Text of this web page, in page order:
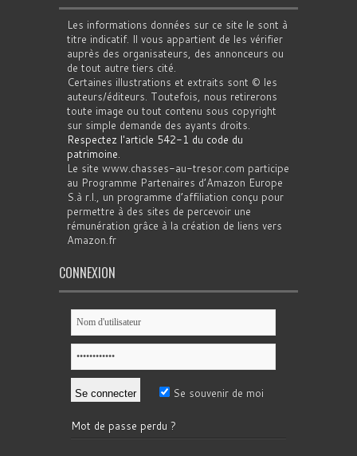
Les informations données sur ce site le sont à
titre indicatif. Il vous appartient de les vérifier
auprès des organisateurs, des annonceurs ou
de tout autre tiers cité.
Certaines illustrations et extraits sont © les
auteurs/éditeurs. Toutefois, nous retirerons
toute image ou tout contenu sous copyright
sur simple demande des ayants droits.
Respectez l'article 542-1 du code du
patrimoine
Le site www.chasses-au-tresor.com participe
au Programme Partenaires d’Amazon Europe
S.à r.l., un programme d’affiliation conçu pour
permettre à des sites de percevoir une
rémunération grâce à la création de liens vers
Amazon.fr
CONNEXION
Se souvenir de moi
Mot de passe perdu ?